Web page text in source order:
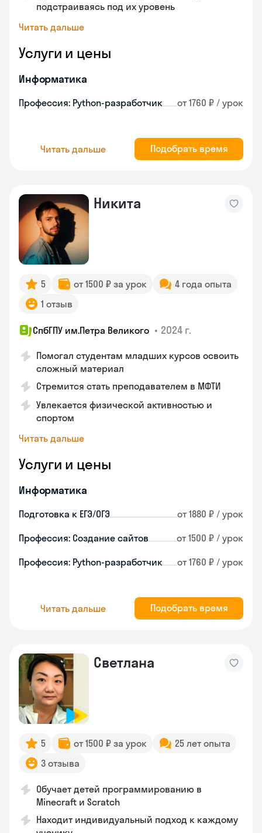
подстраиваясь под их уровень
Читать дальше
Услуги и цены
Информатика
Профессия: Python-разработчик от 1760 ₽ / урок
Читать дальше Подобрать время
Никита
5 от 1500 ₽ за урок
4 года опыта
1 отзыв
СпбГПУ им.Петра Великого • 2024 г.
Помогал студентам младших курсов освоить
сложный материал
Стремится стать преподавателем в МФТИ
Увлекается физической активностью и
спортом
Читать дальше
Услуги и цены
Информатика
Подготовка к ЕГЭ/ОГЭ от 1880 ₽ / урок
Профессия: Создание сайтов от 1500 ₽ / урок
Профессия: Python-разработчик от 1760 ₽ / урок
Читать дальше Подобрать время
Светлана
5 от 1500 ₽ за урок
25 лет опыта
3 отзыва
Обучает детей программированию в
Minecraft и Scratch
Находит индивидуальный подход к каждому